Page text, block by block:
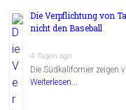
Die Verpflichtung von
nicht den Baseball
4 Tagen ago
Die Südkalifornier zeigen
Weiterlesen...